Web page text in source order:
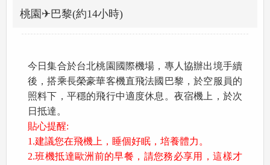
桃園✈巴黎(約14小時)
今日集合於台北桃園國際機場，專人協辦出境手續
後，搭乘長榮豪華客機直飛法國巴黎，於空服員的
照料下，平穩的飛行中適度休息。夜宿機上，於次
日抵達。
貼心提醒:
1.建議您在飛機上，睡個好眠，培養體力。
2.班機抵達歐洲前的早餐，請您務必享用，這樣才